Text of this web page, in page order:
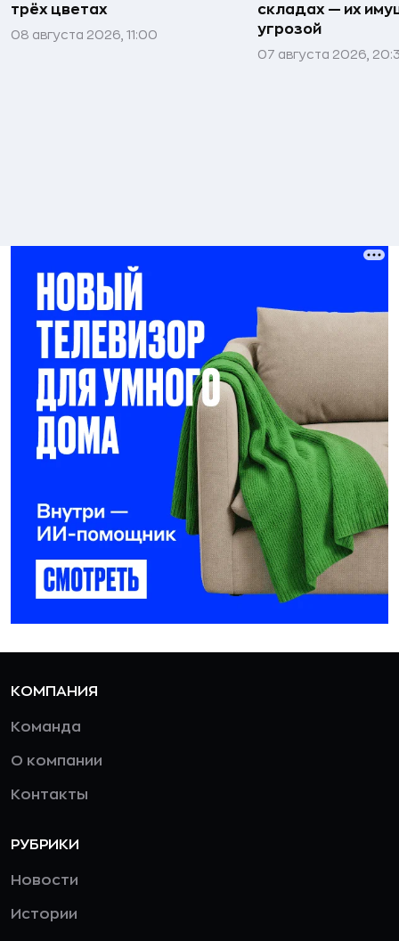
трёх цветах
08 августа 2026, 11:00
складах — их
угрозой
07 августа 2026,
КОМПАНИЯ
Команда
О компании
Контакты
РУБРИКИ
Новости
Истории